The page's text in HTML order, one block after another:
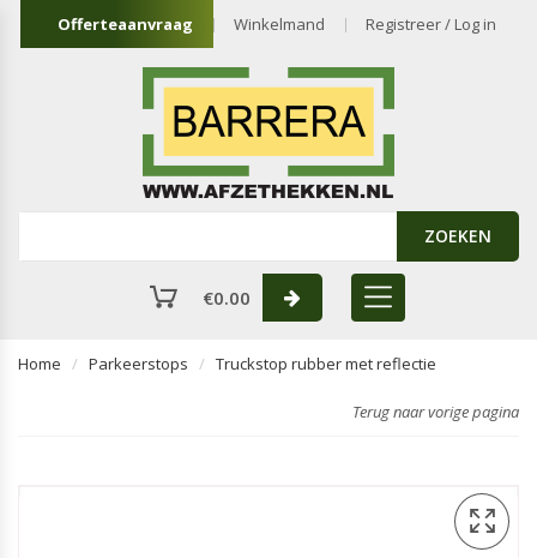
Offerteaanvraag Winkelmand Registreer / Log in
ZOEKEN
€0.00
Home Parkeerstops Truckstop rubber met reflectie
Terug naar vorige pagina